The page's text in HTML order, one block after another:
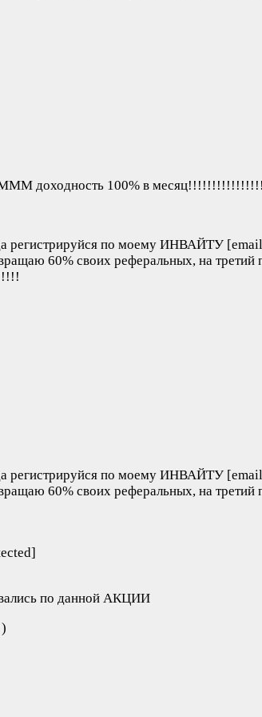
доходность 100% в
регистрируйся по моему ИНВАЙТУ
60% своих реферальных, на
регистрируйся по моему ИНВАЙТУ
60% своих реферальных, на
по данной АКЦИИ